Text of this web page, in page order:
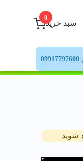
سبد خرید
0
09917797600
شوید